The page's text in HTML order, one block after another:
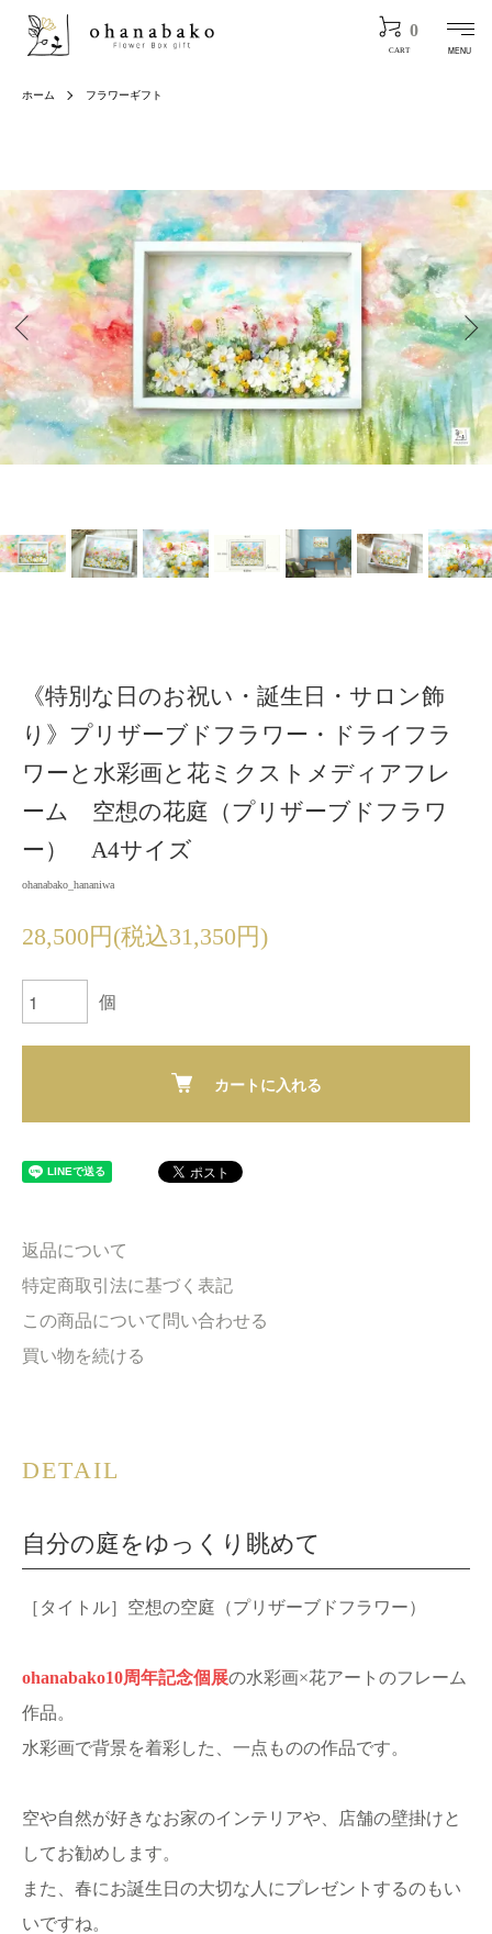
0
CART MENU
ホーム フラワーギフト
《特別な日のお祝い・誕生日・サロン飾
り》プリザーブドフラワー・ドライフラ
ワーと水彩画と花ミクストメディアフレ
ーム 空想の花庭（プリザーブドフラワ
ー） A4サイズ
ohanabako_hananiwa
28,500円(税込31,350円)
個
カートに入れる
返品について
特定商取引法に基づく表記
この商品について問い合わせる
買い物を続ける
DETAIL
自分の庭をゆっくり眺めて
［タイトル］空想の空庭（プリザーブドフラワー）
ohanabako10周年記念個展の水彩画×花アートのフレーム
作品。
水彩画で背景を着彩した、一点ものの作品です。
空や自然が好きなお家のインテリアや、店舗の壁掛けと
してお勧めします。
また、春にお誕生日の大切な人にプレゼントするのもい
いですね。